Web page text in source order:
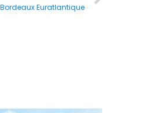
Bordeaux Euratlantique